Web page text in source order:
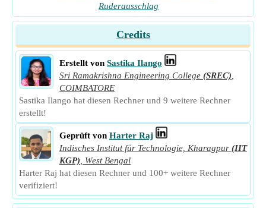
Ruderausschlag
Credits
Erstellt von Sastika Ilango
Sri Ramakrishna Engineering College (SREC)
COIMBATORE
Sastika Ilango hat diesen Rechner und 9 weitere Rechner
erstellt!
Geprüft von Harter Raj
Indisches Institut für Technologie, Kharagpur (IIT
KGP)
West Bengal
Harter Raj hat diesen Rechner und 100+ weitere Rechner
verifiziert!